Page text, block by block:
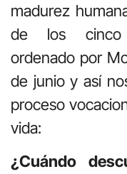
madurez
de los cinco
ordenado por
de junio y así
proceso
vida:
¿Cuándo